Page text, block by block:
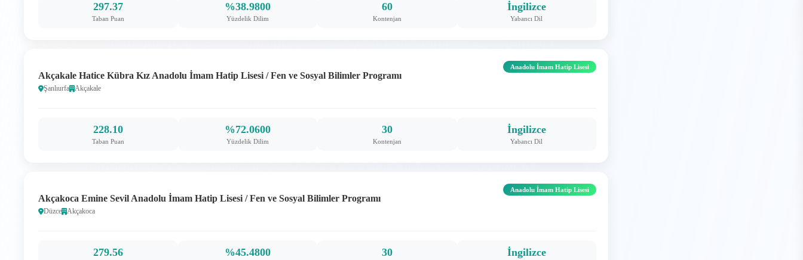
297.37
Taban Puan
%38.9800
Yüzdelik Dilim
60
Kontenjan
İngilizce
Yabancı Dil
Akçakale Hatice Kübra Kız Anadolu İmam Hatip Lisesi / Fen ve Sosyal Bilimler Programı
Şanlıurfa Akçakale
Anadolu İmam Hatip Lisesi
228.10
Taban Puan
%72.0600
Yüzdelik Dilim
30
Kontenjan
İngilizce
Yabancı Dil
Akçakoca Emine Sevil Anadolu İmam Hatip Lisesi / Fen ve Sosyal Bilimler Programı
Düzce Akçakoca
Anadolu İmam Hatip Lisesi
279.56 %45.4800 30 İngilizce